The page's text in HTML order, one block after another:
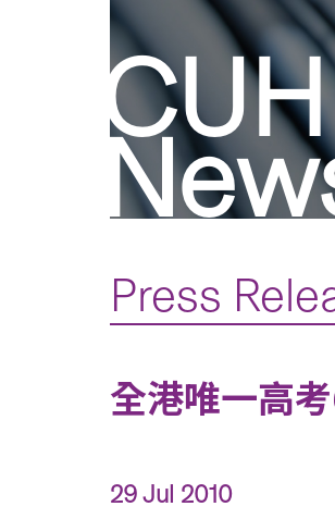
Press
全港唯一高
29 Jul 2010